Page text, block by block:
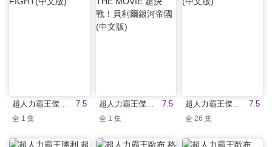
7.5
全 1 集
7.5
超人力霸王傑洛 THE MOVIE 超決戰！貝利爾銀河帝國(中文版)
全 1 集
7.5
全 26 集